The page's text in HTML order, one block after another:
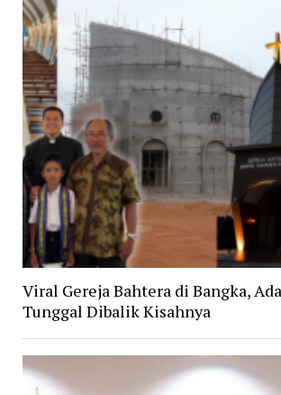
Viral Gereja Bahtera di Bangka,
Tunggal Dibalik Kisahnya